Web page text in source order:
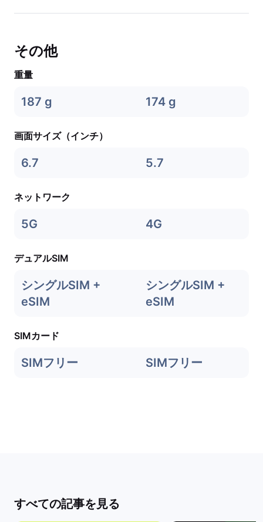
その他
重量
187 g 174 g
画面サイズ（インチ）
6.7 5.7
ネットワーク
5G 4G
デュアルSIM
シングルSIM +
eSIM
シングルSIM +
eSIM
SIMカード
SIMフリー SIMフリー
すべての記事を見る